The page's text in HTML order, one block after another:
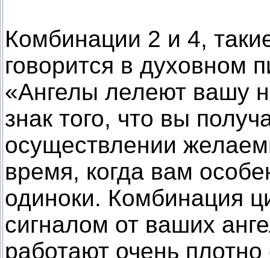
Комбинации 2 и 4,
говорится в духовном
«Ангелы лелеют вашу
знак того, что вы
осуществлении
время, когда вам
одиноки. Комбинация
сигналом от ваших
работают очень